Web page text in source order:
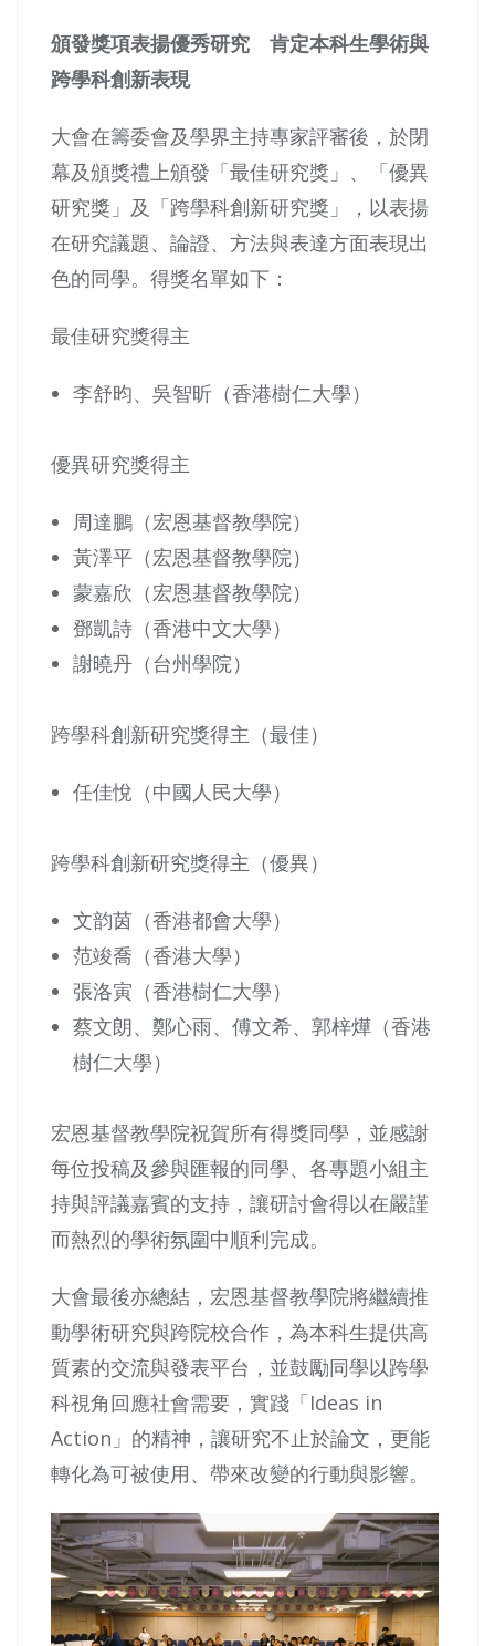
頒發獎項表揚優秀研究 肯定本科生學術與
跨學科創新表現
大會在籌委會及學界主持專家評審後，於閉
幕及頒獎禮上頒發「最佳研究獎」、「優異
研究獎」及「跨學科創新研究獎」，以表揚
在研究議題、論證、方法與表達方面表現出
色的同學。得獎名單如下：
最佳研究獎得主
李舒昀、吳智昕（香港樹仁大學）
優異研究獎得主
周達鵬（宏恩基督教學院）
黃澤平（宏恩基督教學院）
蒙嘉欣（宏恩基督教學院）
鄧凱詩（香港中文大學）
謝曉丹（台州學院）
跨學科創新研究獎得主（最佳）
任佳悅（中國人民大學）
跨學科創新研究獎得主（優異）
文韵茵（香港都會大學）
范竣喬（香港大學）
張洛寅（香港樹仁大學）
蔡文朗、鄭心雨、傅文希、郭梓燁（香港
樹仁大學）
宏恩基督教學院祝賀所有得獎同學，並感謝
每位投稿及參與匯報的同學、各專題小組主
持與評議嘉賓的支持，讓研討會得以在嚴謹
而熱烈的學術氛圍中順利完成。
大會最後亦總結，宏恩基督教學院將繼續推
動學術研究與跨院校合作，為本科生提供高
質素的交流與發表平台，並鼓勵同學以跨學
科視角回應社會需要，實踐「Ideas in
Action」的精神，讓研究不止於論文，更能
轉化為可被使用、帶來改變的行動與影響。